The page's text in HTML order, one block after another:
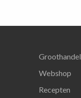
Groothandel
Webshop
Recepten